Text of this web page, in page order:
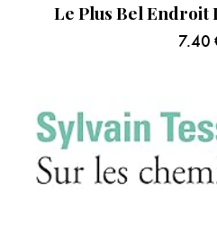
Le Plus Bel Endroit
7.40